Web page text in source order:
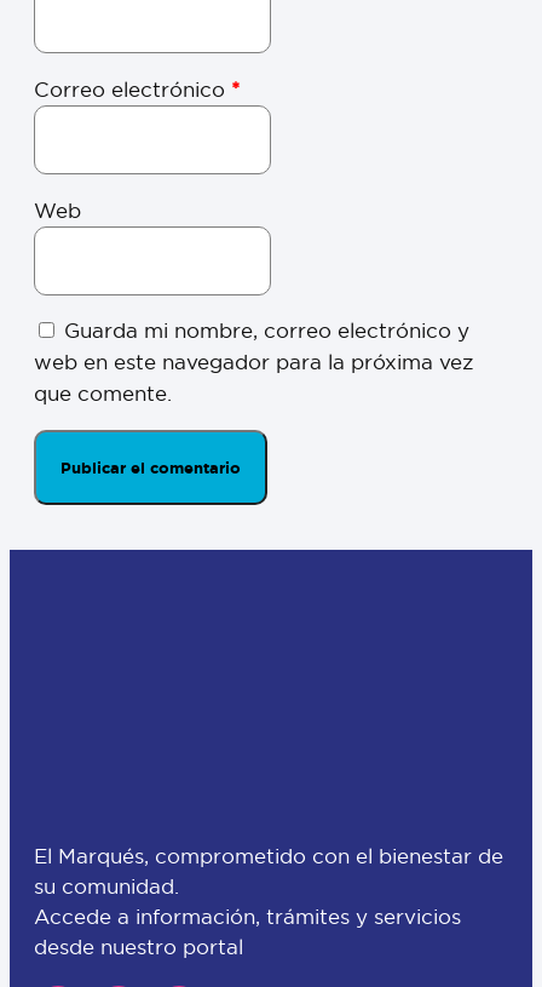
Correo electrónico *
Web
Guarda mi nombre, correo electrónico y
web en este navegador para la próxima vez
que comente.
El Marqués, comprometido con el bienestar de
su comunidad.
Accede a información, trámites y servicios
desde nuestro portal